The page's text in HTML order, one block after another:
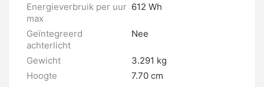
Energieverbruik per uur
max
612 Wh
Geïntegreerd
achterlicht
Nee
Gewicht
3.291 kg
Hoogte
7.70 cm